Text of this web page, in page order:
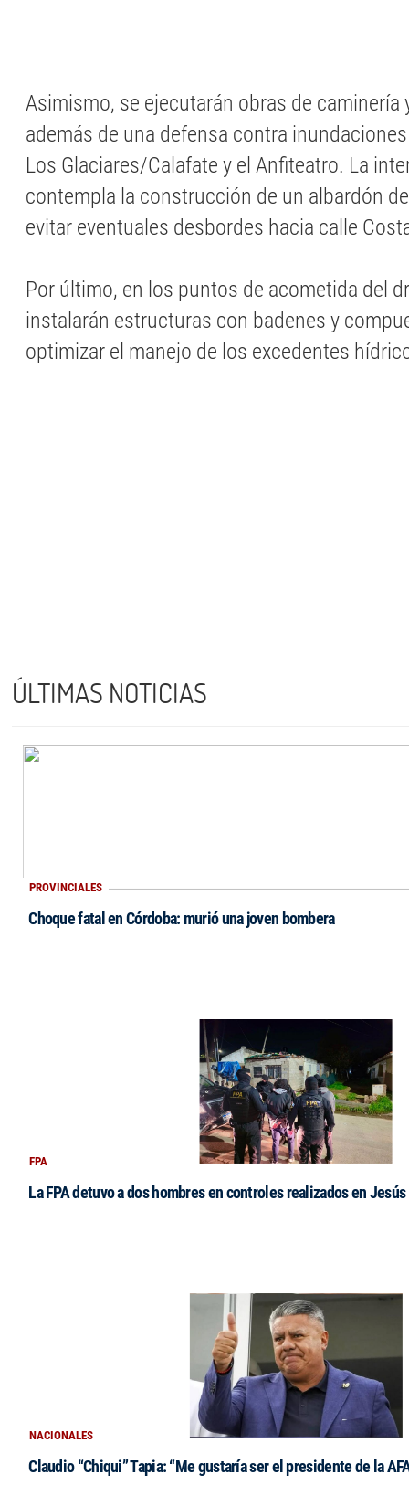
Asimismo, se ejecutarán obras de caminería
además de una defensa contra
Los Glaciares/Calafate y el Anfiteatro. La
contempla la construcción de un albardón
evitar eventuales desbordes hacia calle
Por último, en los puntos de acometida del
instalarán estructuras con badenes y
optimizar el manejo de los excedentes
ÚLTIMAS NOTICIAS
PROVINCIALES
Choque fatal en Córdoba: murió una joven bombera
FPA
La FPA detuvo a dos hombres en controles realizados en
NACIONALES
Claudio “Chiqui” Tapia: “Me gustaría ser el presidente de la